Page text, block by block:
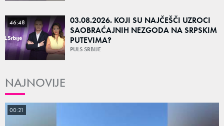
46:48
03.08.2026. KOJI SU NAJČEŠČI UZROCI
SAOBRAĆAJNIH NEZGODA NA SRPSKIM
PUTEVIMA?
PULS SRBIJE
NAJNOVIJE
00:21